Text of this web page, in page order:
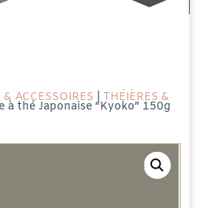
ACCESSOIRES THÉIÈRES &
à thé Japonaise “Kyoko” 150g